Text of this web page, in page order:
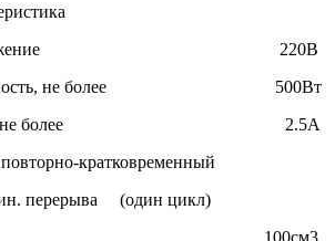
напряжение 220В
мощность, не более 500Вт
ток, не более 2.5А
кратковременный
перерыва (один цикл)
стакана 100см3